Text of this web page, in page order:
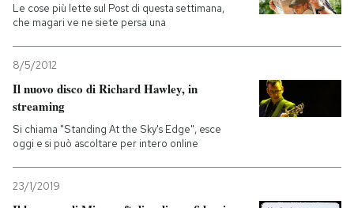
Le cose più lette sul Post di questa settimana,
che magari ve ne siete persa una
8/5/2012
Il nuovo disco di Richard Hawley, in
streaming
Si chiama "Standing At the Sky's Edge", esce
oggi e si può ascoltare per intero online
23/1/2019